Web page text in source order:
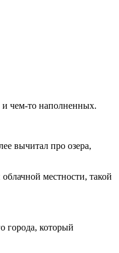
и чем-то наполненных.
вычитал про озера,
местности, такой
города, который